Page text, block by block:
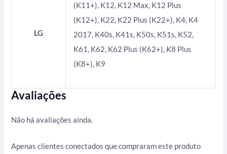
LG
(K11+), K12, K12 Max, K12 Plus
(K12+), K22, K22 Plus (K22+), K4, K4
2017, K40s, K41s, K50s, K51s, K52,
K61, K62, K62 Plus (K62+), K8 Plus
(K8+), K9
Avaliações
Não há avaliações ainda.
Apenas clientes conectados que compraram este produto